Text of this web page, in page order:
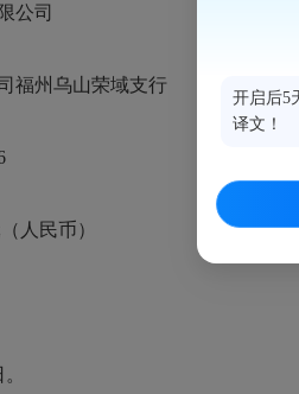
公司
福州乌山荣域支行
人民币）
开启后5
译文！